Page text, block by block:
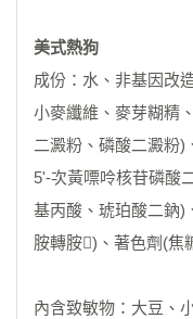
美式熱狗
成份：水、非基因改
小麥纖維、麥芽糊精
二澱粉、磷酸二澱粉)
5'-次黃嘌呤核苷磷酸
基丙酸、琥珀酸二鈉)
胺轉胺)、著色劑(焦
內含致敏物：大豆、